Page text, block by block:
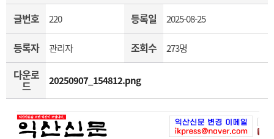
글번호
220 등록일 2025-08-25
등록자 관리자 조회수 273명
다운로
드 20250907_154812.png